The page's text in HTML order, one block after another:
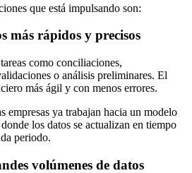
que está impulsando son:
más rápidos y precisos
como conciliaciones,
o análisis preliminares. El
más ágil y con menos errores.
empresas ya trabajan hacia un modelo
donde los datos se actualizan en tiempo
periodo.
volúmenes de datos